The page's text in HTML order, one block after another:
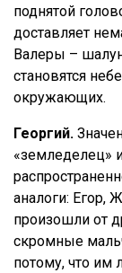
поднятой
доставляет
Валеры –
становятся
окружающих.
Георгий.
«земледелец»
аналоги: Егор,
произошли от
скромные
потому, что им